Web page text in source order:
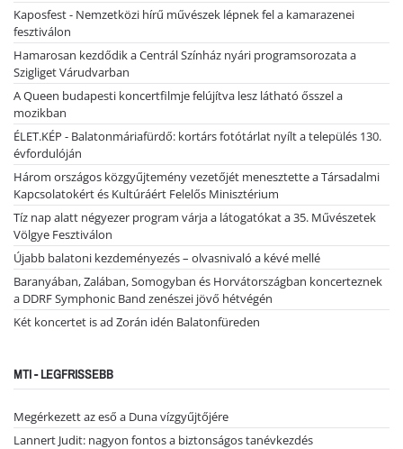
Kaposfest - Nemzetközi hírű művészek lépnek fel a kamarazenei
fesztiválon
Hamarosan kezdődik a Centrál Színház nyári programsorozata a
Szigliget Várudvarban
A Queen budapesti koncertfilmje felújítva lesz látható ősszel a
mozikban
ÉLET.KÉP - Balatonmáriafürdő: kortárs fotótárlat nyílt a település 130.
évfordulóján
Három országos közgyűjtemény vezetőjét menesztette a Társadalmi
Kapcsolatokért és Kultúráért Felelős Minisztérium
Tíz nap alatt négyezer program várja a látogatókat a 35. Művészetek
Völgye Fesztiválon
Újabb balatoni kezdeményezés – olvasnivaló a kévé mellé
Baranyában, Zalában, Somogyban és Horvátországban koncerteznek
a DDRF Symphonic Band zenészei jövő hétvégén
Két koncertet is ad Zorán idén Balatonfüreden
MTI - LEGFRISSEBB
Megérkezett az eső a Duna vízgyűjtőjére
Lannert Judit: nagyon fontos a biztonságos tanévkezdés